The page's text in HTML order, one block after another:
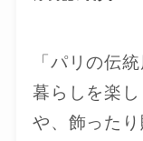
「パリの伝
暮らしを楽
や、飾ったり